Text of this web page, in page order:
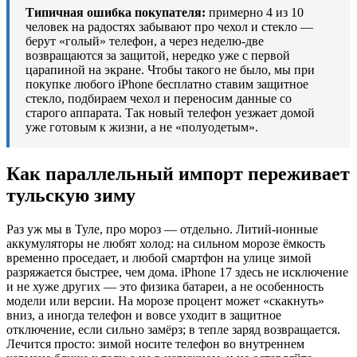
Типичная ошибка покупателя: примерно 4 из 10
человек на радостях забывают про чехол и стекло —
берут «голый» телефон, а через неделю-две
возвращаются за защитой, нередко уже с первой
царапиной на экране. Чтобы такого не было, мы при
покупке любого iPhone бесплатно ставим защитное
стекло, подбираем чехол и переносим данные со
старого аппарата. Так новый телефон уезжает домой
уже готовым к жизни, а не «полуодетым».
Как параллельный импорт переживает
тульскую зиму
Раз уж мы в Туле, про мороз — отдельно. Литий-ионные
аккумуляторы не любят холод: на сильном морозе ёмкость
временно проседает, и любой смартфон на улице зимой
разряжается быстрее, чем дома. iPhone 17 здесь не исключение
и не хуже других — это физика батареи, а не особенность
модели или версии. На морозе процент может «скакнуть»
вниз, а иногда телефон и вовсе уходит в защитное
отключение, если сильно замёрз; в тепле заряд возвращается.
Лечится просто: зимой носите телефон во внутреннем